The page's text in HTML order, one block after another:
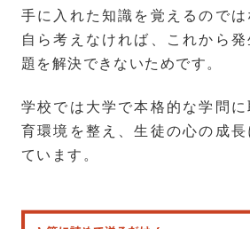
手に入れた知識を覚えるので
自ら考えなければ、これから
題を解決できないためです。
学校では大学で本格的な学問
育環境を整え、生徒の心の成
ています。